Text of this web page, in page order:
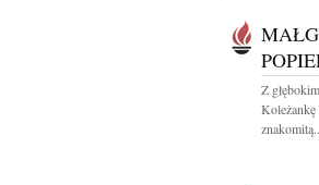
Z
Koleżankę